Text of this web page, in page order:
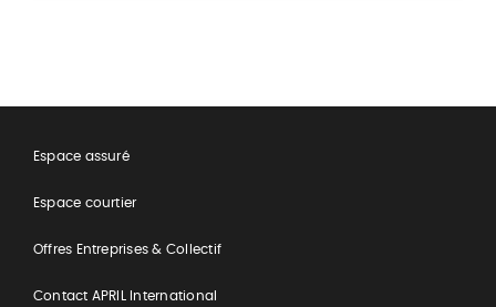
Espace assuré
Espace courtier
Offres Entreprises & Collectif
Contact APRIL International